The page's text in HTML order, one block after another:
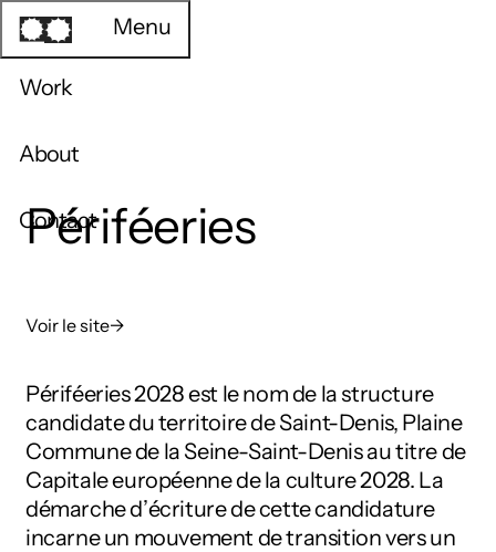
Menu
Work
About
Contact
Périféeries
Voir le site→
Périféeries 2028 est le nom de la structure
candidate du territoire de Saint-Denis, Plaine
Commune de la Seine-Saint-Denis au titre de
Capitale européenne de la culture 2028. La
démarche d’écriture de cette candidature
incarne un mouvement de transition vers un